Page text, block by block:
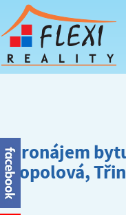
Pronájem
Topolová,